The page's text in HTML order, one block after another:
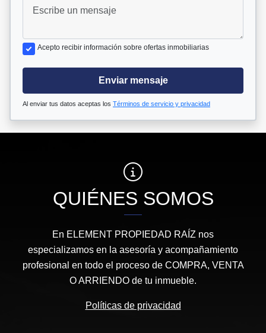
Acepto recibir información sobre ofertas inmobiliarias
Enviar mensaje
Al enviar tus datos aceptas los Términos de servicio y privacidad
QUIÉNES SOMOS
En ELEMENT PROPIEDAD RAÍZ nos
especializamos en la asesoría y acompañamiento
profesional en todo el proceso de COMPRA, VENTA
O ARRIENDO de tu inmueble.
Políticas de privacidad